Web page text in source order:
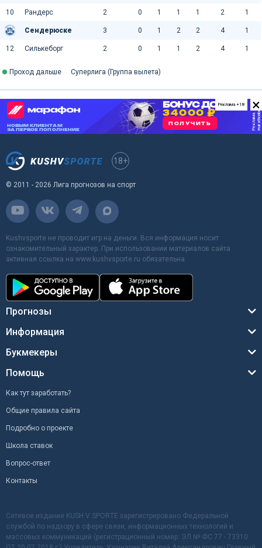
10 Рандерс 2 0 1 1 1 2 1
Сендерюске 3 0 1 2 2 4 1
12 Силькеборг 2 0 1 1 2 4 1
Проход дальше Суперлига (Группа вылета)
×
Реклама +18
18+
© 2011 - 2026 Лига прогнозов на спорт
Kushvsporte не проводит игр на деньги. Вся информация носит
ознакомительный характер. При использовании материалов сайта
активная ссылка на www.kushvsporte.ru обязательна
Прогнозы
Информация
Букмекеры
Помощь
Как тут заработать?
Общие правила сайта
Подробно о проекте
Школа ставок
Вопрос-ответ
Контакты
Сетевое издание KUSH V SPORTE зарегистрировано Федеральной
службой по надзору в сфере связи, информационных технологий и
массовых коммуникаций (регистрационный номер: ЭЛ № ФС 77 - 73310